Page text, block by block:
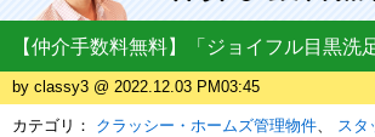
【仲介手数料無料】「ジョイフル目黒洗
by classy3 @ 2022.12.03 PM03:45
カテゴリ： クラッシー・ホームズ管理物件 スタ